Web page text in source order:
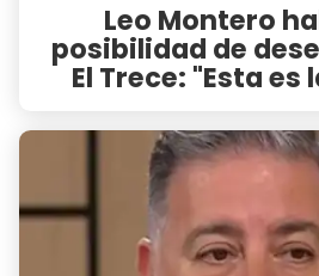
Leo Montero
posibilidad de
El Trece: "Esta es